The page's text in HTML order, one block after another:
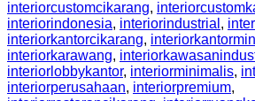
interiorcustomcikarang,
interiorindonesia, interiorindustrial ,
interiorkantorcikarang,
interiorkarawang,
interiorlobbykantor, interiorminimalis,
interiorperusahaan, interiorpremium,